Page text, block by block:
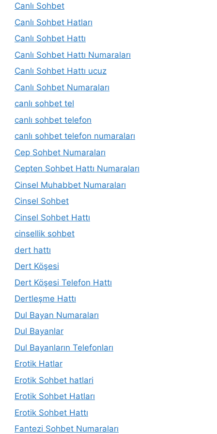
Canlı Sohbet
Canlı Sohbet Hatları
Canlı Sohbet Hattı
Canlı Sohbet Hattı Numaraları
Canlı Sohbet Hattı ucuz
Canlı Sohbet Numaraları
canlı sohbet tel
canlı sohbet telefon
canlı sohbet telefon numaraları
Cep Sohbet Numaraları
Cepten Sohbet Hattı Numaraları
Cinsel Muhabbet Numaraları
Cinsel Sohbet
Cinsel Sohbet Hattı
cinsellik sohbet
dert hattı
Dert Köşesi
Dert Köşesi Telefon Hattı
Dertleşme Hattı
Dul Bayan Numaraları
Dul Bayanlar
Dul Bayanların Telefonları
Erotik Hatlar
Erotik Sohbet hatlari
Erotik Sohbet Hatları
Erotik Sohbet Hattı
Fantezi Sohbet Numaraları